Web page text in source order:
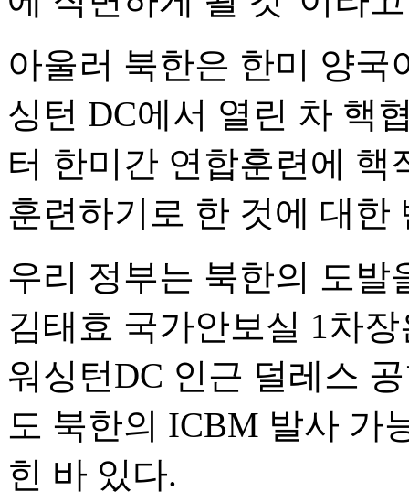
아울러 북한은 한미 양국
싱턴 DC에서 열린 차 핵
터 한미간 연합훈련에
훈련하기로 한 것에 대한
우리 정부는 북한의 도발
김태효 국가안보실 1차
워싱턴DC 인근 덜레스
도 북한의 ICBM 발사 가
힌 바 있다.